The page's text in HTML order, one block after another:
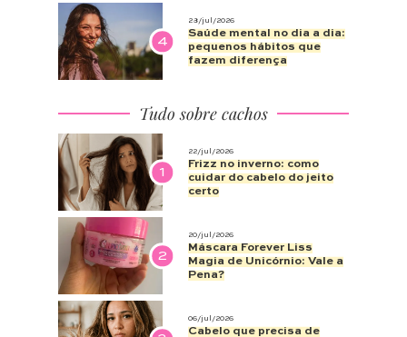
4
28/jul/2026
Saúde mental no dia a dia:
pequenos hábitos que
fazem diferença
Tudo sobre cachos
1
22/jul/2026
Frizz no inverno: como
cuidar do cabelo do jeito
certo
2
20/jul/2026
Máscara Forever Liss
Magia de Unicórnio: Vale a
Pena?
06/jul/2026
Cabelo que precisa de